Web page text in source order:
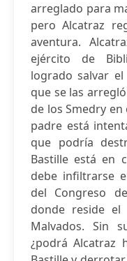
arreglado para
pero Alcatraz
aventura.
ejército de
logrado salvar
que se las
de los Smedry
padre está
que podría
Bastille está en
debe infiltrarse
del Congreso
donde reside el
Malvados. Sin
¿podrá Alcatraz